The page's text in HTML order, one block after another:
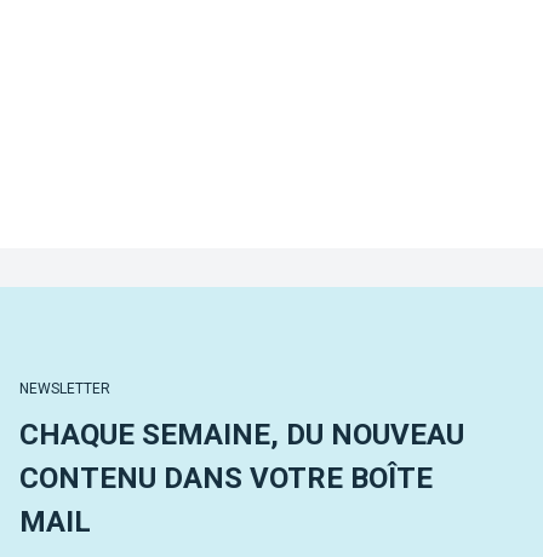
NEWSLETTER
CHAQUE SEMAINE, DU NOUVEAU
CONTENU DANS VOTRE BOÎTE
MAIL